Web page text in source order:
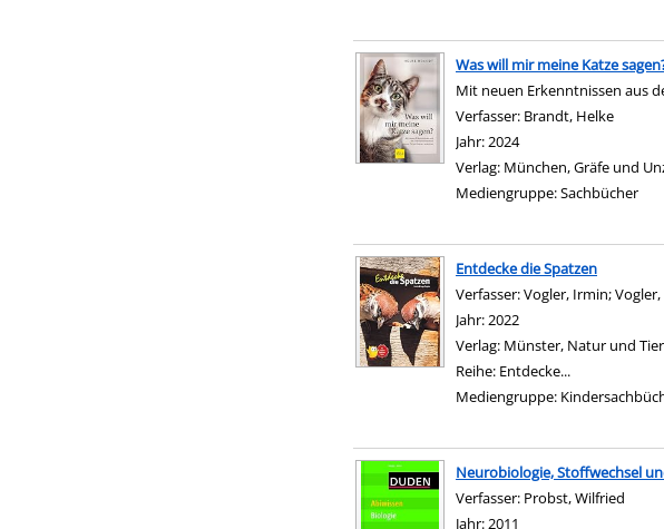
Was will mir meine Katze
Mit neuen Erkenntnissen aus
Verfasser: Brandt, Helke
Jahr:2024
Verlag: München, Gräfe und
Mediengruppe:Sachbücher
Entdecke die Spatzen
Verfasser:Vogler, Irmin;
Jahr:2022
Verlag: Münster, Natur und Tier
Reihe: Entdecke...
Mediengruppe:
Neurobiologie, Stoffwechsel
Verfasser: Probst, Wilfried
Jahr:2011